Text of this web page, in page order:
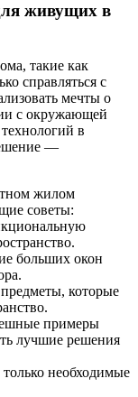
живущих в
такие как
справляться с
мечты о
с окружающей
в
—
жилом
советы:
больших окон
которые
примеры
лучшие решения
необходимые